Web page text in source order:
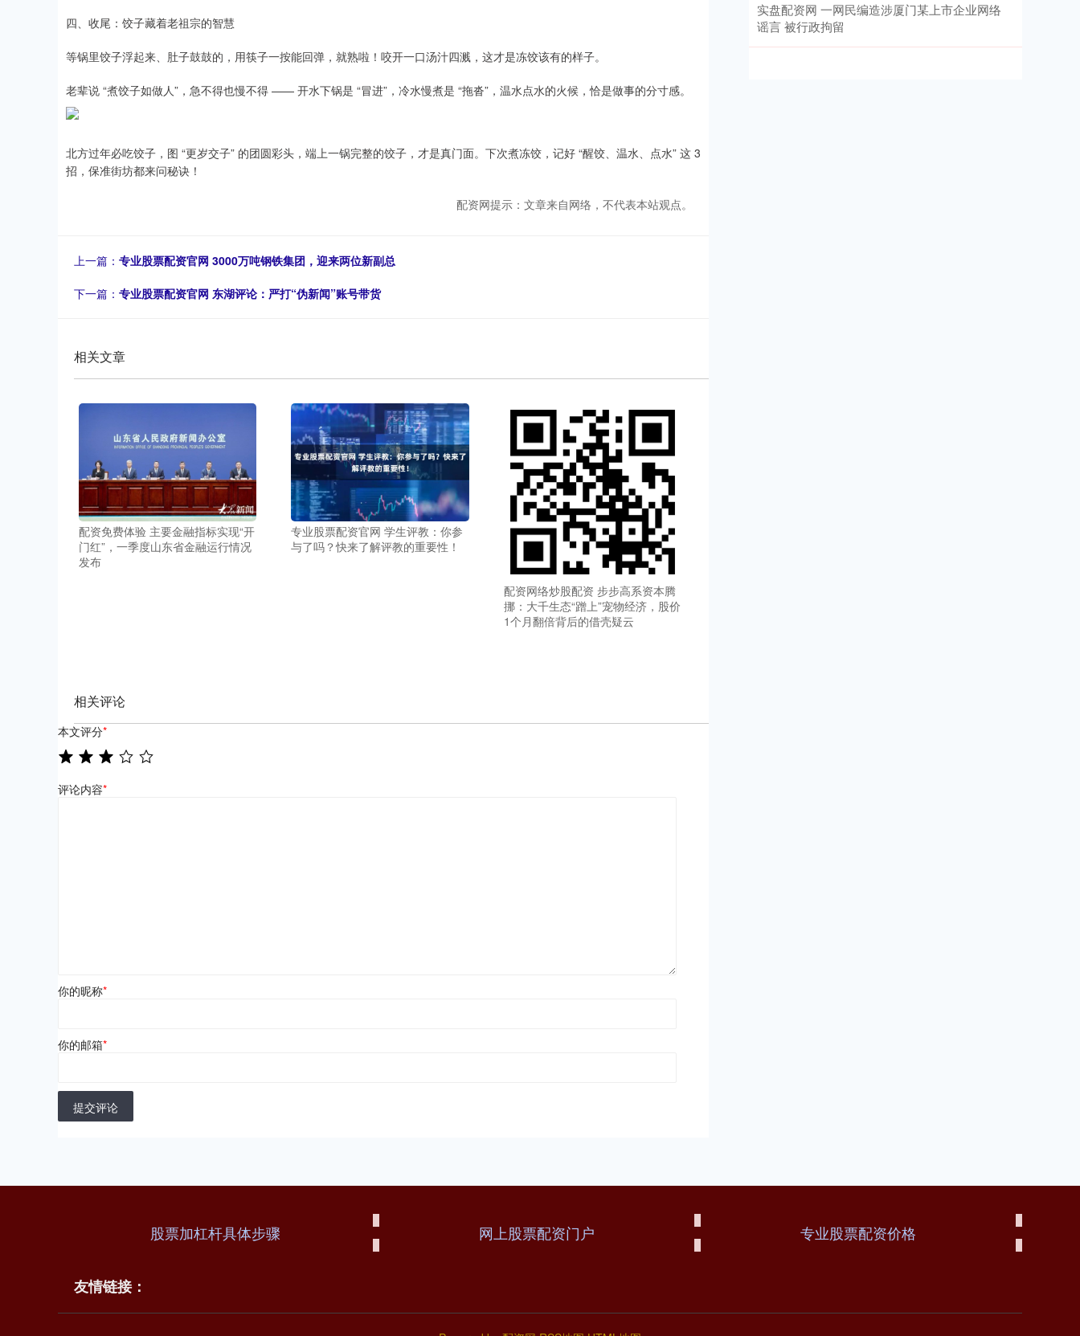
四、收尾：饺子藏着老祖宗的智慧
等锅里饺子浮起来、肚子鼓鼓的，用筷子一按能回弹，就熟啦！咬开一口汤汁四溅，这才是冻饺该有的样子。
老辈说 “煮饺子如做人”，急不得也慢不得 —— 开水下锅是 “冒进”，冷水慢煮是 “拖沓”，温水点水的火候，恰是做事的分寸感。
北方过年必吃饺子，图 “更岁交子” 的团圆彩头，端上一锅完整的饺子，才是真门面。下次煮冻饺，记好 “醒饺、温水、点水” 这 3
招，保准街坊都来问秘诀！
配资网提示：文章来自网络，不代表本站观点。
上一篇： 专业股票配资官网 3000万吨钢铁集团，迎来两位新副总
下一篇： 专业股票配资官网 东湖评论：严打“伪新闻”账号带货
相关文章
配资免费体验 主要金融指标实现“开
门红”，一季度山东省金融运行情况
发布
专业股票配资官网 学生评教：你参
与了吗？快来了解评教的重要性！
配资网络炒股配资 步步高系资本腾
挪：大千生态“蹭上”宠物经济，股价
1个月翻倍背后的借壳疑云
相关评论
本文评分*
评论内容*
你的昵称*
你的邮箱*
提交评论
实盘配资网 一网民编造涉厦门某上市企业网络
谣言 被行政拘留
股票加杠杆具体步骤 网上股票配资门户 专业股票配资价格
友情链接：